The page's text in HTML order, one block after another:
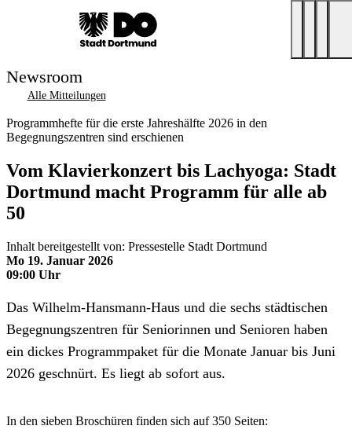
Newsroom
Alle Mitteilungen
Programmhefte für die erste Jahreshälfte 2026 in den
Begegnungszentren sind erschienen
Vom Klavierkonzert bis Lachyoga: Stadt
Dortmund macht Programm für alle ab
50
Inhalt bereitgestellt von: Pressestelle Stadt Dortmund
Mo 19. Januar 2026
09:00 Uhr
Das Wilhelm-Hansmann-Haus und die sechs städtischen
Begegnungszentren für Seniorinnen und Senioren haben
ein dickes Programmpaket für die Monate Januar bis Juni
2026 geschnürt. Es liegt ab sofort aus.
In den sieben Broschüren finden sich auf 350 Seiten: